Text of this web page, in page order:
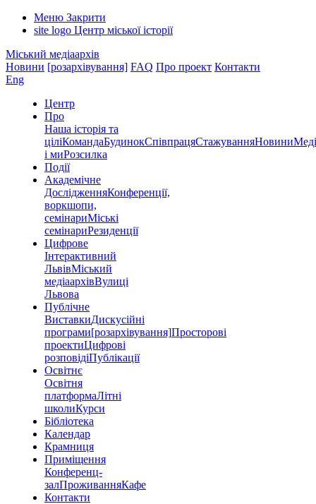
Меню Закрити
site logo Центр міської історії
Міський медіаархів
Новини [розархівування] FAQ Про проект Контакти
Eng
Центр
Про
Наша історія та
ціліКомандаБудинокСпівпрацяСтажуванняНовини
і миРозсилка
Події
Академічне
ДослідженняКонференції,
воркшопи,
семінариМіські
семінариРезиденції
Цифрове
Інтерактивний
ЛьвівМіський
медіаархівВулиці
Львова
Публічне
ВиставкиДискусійні
програми[розархівування]Просторові
проектиЦифрові
розповідіПублікації
Освітнє
Освітня
платформаЛітні
школиКурси
Бібліотека
Календар
Крамниця
Приміщення
Конференц-
залПроживанняКафе
Контакти